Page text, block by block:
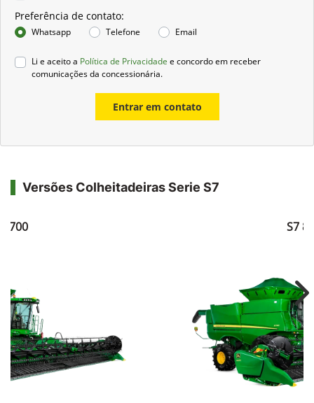
Preferência de contato:
Whatsapp Telefone Email
Li e aceito a Política de Privacidade e concordo em receber
comunicações da concessionária.
Entrar em contato
Versões Colheitadeiras Serie S7
700 S7